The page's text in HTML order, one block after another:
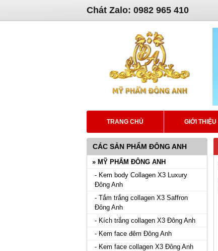
Chát Zalo: 0982 965 410
TRANG CHỦ GIỚI THIỆU
CÁC SẢN PHẨM ĐÔNG ANH
» MỸ PHẨM ĐÔNG ANH
- Kem body Collagen X3 Luxury
Đông Anh
- Tắm trắng collagen X3 Saffron
Đông Anh
- Kích trắng collagen X3 Đông Anh
- Kem face đêm Đông Anh
- Kem face collagen X3 Đông Anh